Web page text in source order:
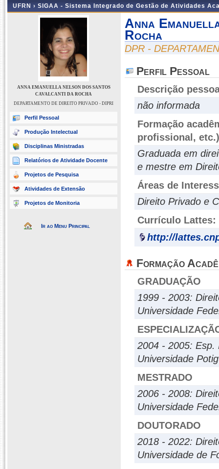
UFRN › SIGAA - Sistema Integrado de Gestão de Atividades
ANNA EMANUELLA NELSON DOS SANTOS
CAVALCANTI DA ROCHA
DEPARTAMENTO DE DIREITO PRIVADO - DIPRI
Perfil Pessoal
Produção Intelectual
Disciplinas Ministradas
Relatórios de Atividade Docente
Projetos de Pesquisa
Atividades de Extensão
Projetos de Monitoria
Ir ao Menu Principal
Anna
Rocha
DPR -
Perfil Pessoal
Descrição
não informada
Formação
profissional, etc.)
Graduada em
e mestre em
Áreas de
Direito Privado e
Currículo Lattes:
http://
Formação
GRADUAÇÃO
1999 - 2003:
Universidade
2004 - 2005: Esp.
Universidade
MESTRADO
2006 - 2008:
Universidade
DOUTORADO
2018 - 2022:
Universidade de